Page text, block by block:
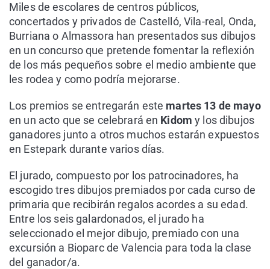
Miles de escolares de centros públicos,
concertados y privados de Castelló, Vila-real, Onda,
Burriana o Almassora han presentados sus dibujos
en un concurso que pretende fomentar la reflexión
de los más pequeños sobre el medio ambiente que
les rodea y como podría mejorarse.
Los premios se entregarán este martes 13 de mayo
en un acto que se celebrará en Kidom y los dibujos
ganadores junto a otros muchos estarán expuestos
en Estepark durante varios días.
El jurado, compuesto por los patrocinadores, ha
escogido tres dibujos premiados por cada curso de
primaria que recibirán regalos acordes a su edad.
Entre los seis galardonados, el jurado ha
seleccionado el mejor dibujo, premiado con una
excursión a Bioparc de Valencia para toda la clase
del ganador/a.